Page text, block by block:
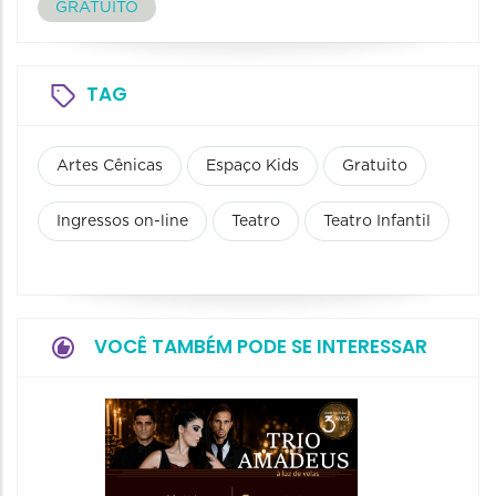
GRATUITO
TAG
Artes Cênicas Espaço Kids Gratuito
Ingressos on-line Teatro Teatro Infantil
VOCÊ TAMBÉM PODE SE INTERESSAR